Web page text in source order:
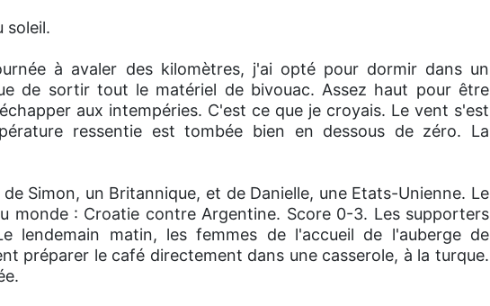
soleil.
à avaler des kilomètres, j'ai opté pour dormir dans un
de sortir tout le matériel de bivouac. Assez haut pour être
aux intempéries. C'est ce que je croyais. Le vent s'est
ressentie est tombée bien en dessous de zéro. La
Simon, un Britannique, et de Danielle, une Etats-Unienne. Le
monde : Croatie contre Argentine. Score 0-3. Les supporters
lendemain matin, les femmes de l'accueil de l'auberge de
préparer le café directement dans une casserole, à la turque.